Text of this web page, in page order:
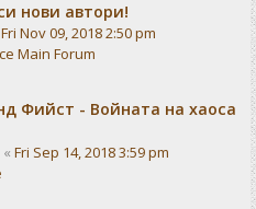
нови автори!
Fri Nov 09, 2018 2:50 pm
Main Forum
Фийст - Войната на хаоса
« Fri Sep 14, 2018 3:59 pm